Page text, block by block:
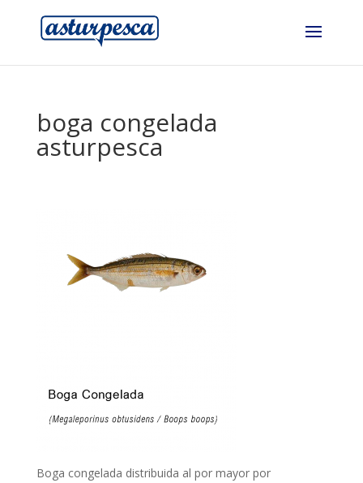
boga congelada
asturpesca
Boga congelada distribuida al por mayor por